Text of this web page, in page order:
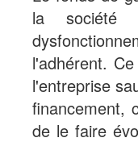
la société
l'adhérent.
l'entreprise
financement,
de le faire